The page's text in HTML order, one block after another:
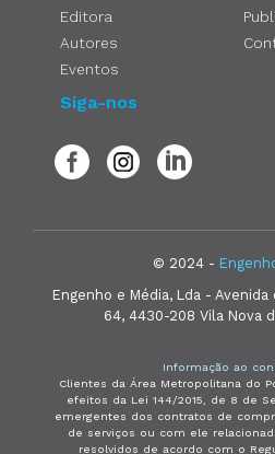
Editora
Autores
Eventos
Siga-nos
© 2024 -
Engenho e Média, Lda - Avenida
64, 4430-208 Vila Nova
Informação ao
Clientes da Área Metropolitana do
efeitos da Lei 144/2015, de 8 de
emergentes dos contratos de
de serviços ou com ele
resolvidos de acordo com o